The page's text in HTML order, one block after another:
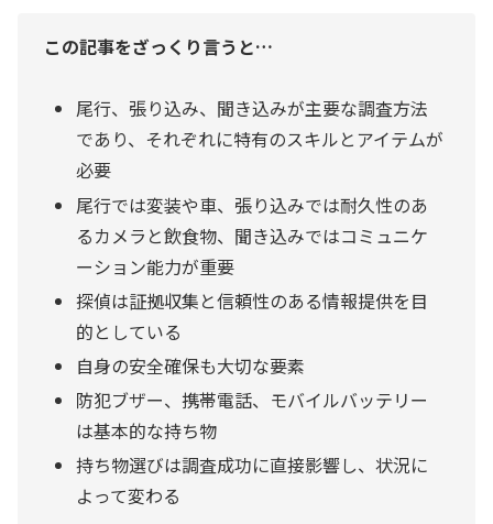
この記事をざっくり言うと…
尾行、張り込み、聞き込みが主要な調査方法
であり、それぞれに特有のスキルとアイテムが
必要
尾行では変装や車、張り込みでは耐久性のあ
るカメラと飲食物、聞き込みではコミュニケ
ーション能力が重要
探偵は証拠収集と信頼性のある情報提供を目
的としている
自身の安全確保も大切な要素
防犯ブザー、携帯電話、モバイルバッテリー
は基本的な持ち物
持ち物選びは調査成功に直接影響し、状況に
よって変わる